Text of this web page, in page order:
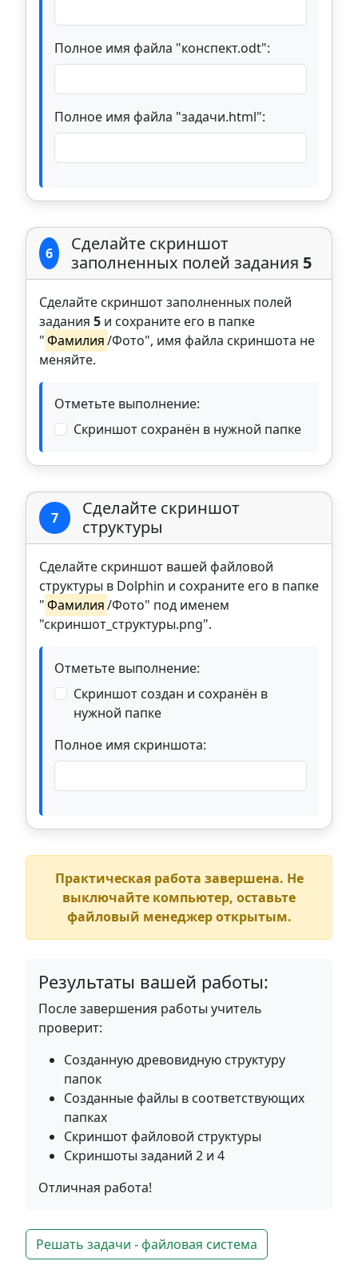
Полное имя файла "конспект.odt":
Полное имя файла "задачи.html":
6
Сделайте скриншот
заполненных полей задания 5
Сделайте скриншот заполненных полей
задания 5 и сохраните его в папке
"Фамилия/Фото", имя файла скриншота не
меняйте.
Отметьте выполнение:
Скриншот сохранён в нужной папке
7
Сделайте скриншот
структуры
Сделайте скриншот вашей файловой
структуры в Dolphin и сохраните его в папке
"Фамилия/Фото" под именем
"скриншот_структуры.png".
Отметьте выполнение:
Скриншот создан и сохранён в
нужной папке
Полное имя скриншота:
Практическая работа завершена. Не
выключайте компьютер, оставьте
файловый менеджер открытым.
Результаты вашей работы:
После завершения работы учитель
проверит:
Созданную древовидную структуру
папок
Созданные файлы в соответствующих
папках
Скриншот файловой структуры
Скриншоты заданий 2 и 4
Отличная работа!
Решать задачи - файловая система